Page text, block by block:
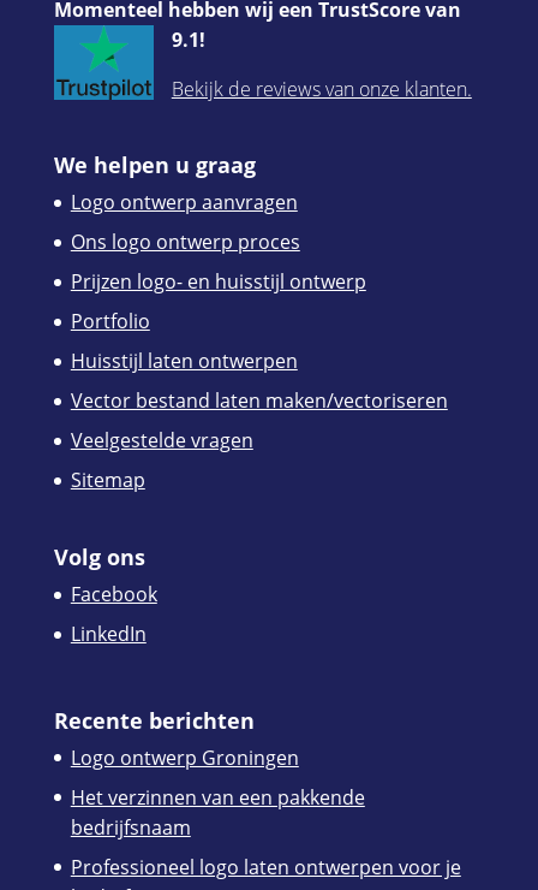
Momenteel hebben wij een TrustScore van
9.1!
Bekijk de reviews van onze klanten.
We helpen u graag
Logo ontwerp aanvragen
Ons logo ontwerp proces
Prijzen logo- en huisstijl ontwerp
Portfolio
Huisstijl laten ontwerpen
Vector bestand laten maken/vectoriseren
Veelgestelde vragen
Sitemap
Volg ons
Facebook
LinkedIn
Recente berichten
Logo ontwerp Groningen
Het verzinnen van een pakkende
bedrijfsnaam
Professioneel logo laten ontwerpen voor je